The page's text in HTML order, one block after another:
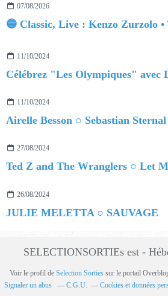
07/08/2026
11/10/2024
Célébrez "Les Olympiques" avec
11/10/2024
Airelle Besson ○ Sebastian
27/08/2024
Ted Z and The Wranglers ○ Let
26/08/2024
JULIE MELETTA ○ SAUVAGE
SELECTIONSORTIEs est -
Voir le profil de Selection Sorties sur le portail
Signaler un abus
C.G.U. Cookies et données